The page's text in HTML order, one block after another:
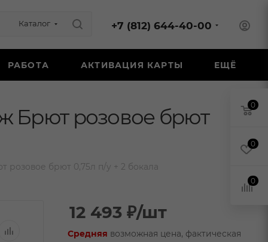
Каталог +7 (812) 644-40-00
РАБОТА АКТИВАЦИЯ КАРТЫ ЕЩЁ
Брют розовое брют
брют 0,75л п/у + 2 бокала
12 493 ₽/шт
Средняя возможная цена, фактическая
0
0
0